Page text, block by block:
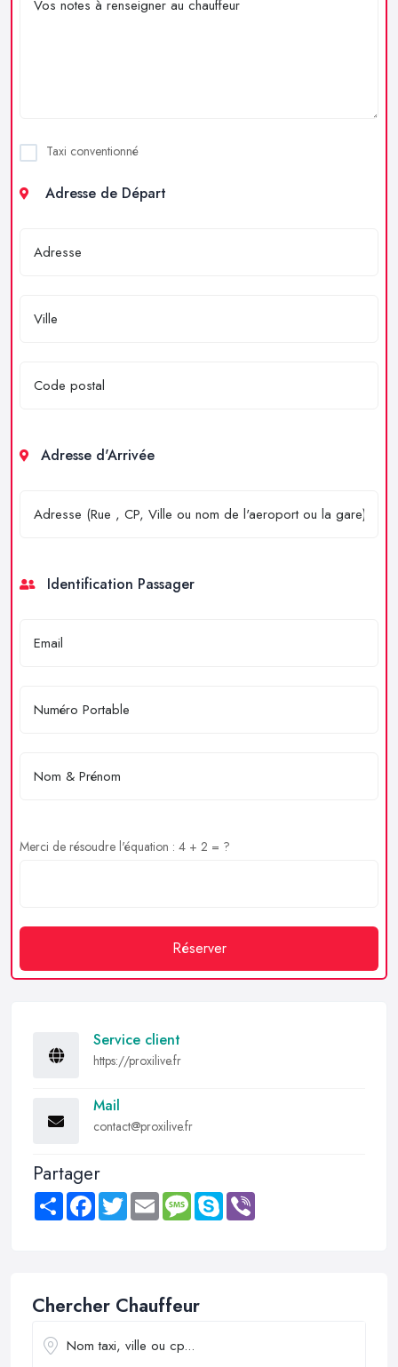
Taxi conventionné
Adresse de Départ
Adresse d'Arrivée
Identification Passager
Merci de résoudre l'équation : 4 + 2 = ?
Réserver
Service client
https://proxilive.fr
Mail
contact@proxilive.fr
Partager
Share FacebookTwitter Email MessageSkype
Chercher Chauffeur